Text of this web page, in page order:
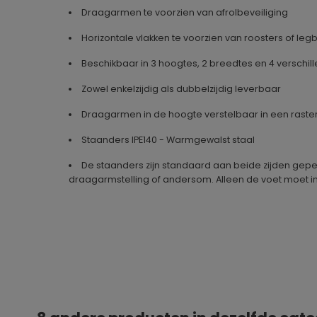
Draagarmen te voorzien van afrolbeveiliging
Horizontale vlakken te voorzien van roosters of
Beschikbaar in 3 hoogtes, 2 breedtes en 4
Zowel enkelzijdig als dubbelzijdig leverbaar
Draagarmen in de hoogte verstelbaar in een
Staanders IPE140 - Warmgewalst staal
De staanders zijn standaard aan beide zijden
draagarmstelling of andersom. Alleen de voet moet